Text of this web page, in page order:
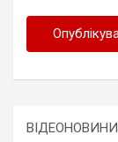
ВІДЕОНОВИНИ